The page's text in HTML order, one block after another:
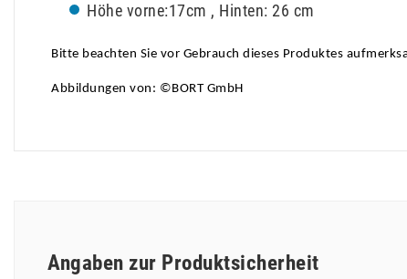
Höhe vorne:17cm , Hinten: 26 cm
Bitte beachten Sie vor Gebrauch dieses Produktes
Abbildungen von: ©BORT GmbH
Angaben zur Produktsicherheit